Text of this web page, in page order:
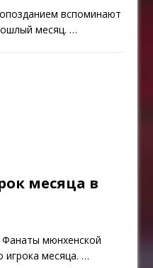
вспоминают
месяц.…
месяца в
Фанаты мюнхенской
игрока месяца.…